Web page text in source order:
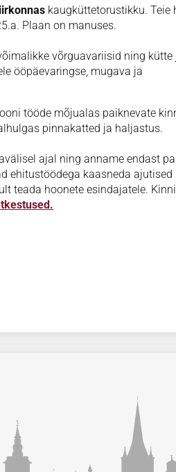
kaugküttetorustikku. Teie
Plaan on manuses.
võrguavariisid ning kütte
ööpäevaringse, mugava ja
tööde mõjualas paiknevate
pinnakatted ja haljastus.
ajal ning anname endast
ehitustöödega kaasneda ajutised
teada hoonete esindajatele.